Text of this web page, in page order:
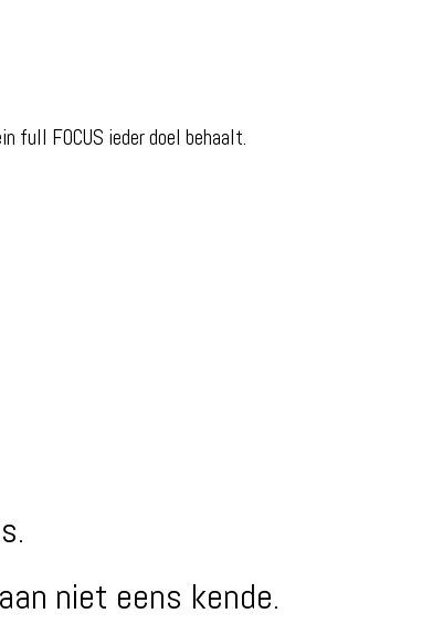
full FOCUS ieder doel behaalt.
niet eens kende.